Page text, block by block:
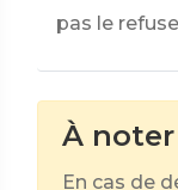
pas le
À noter
En cas de